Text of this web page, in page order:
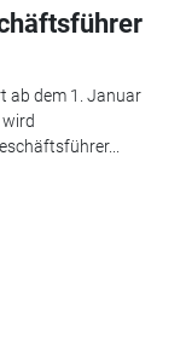
ab dem 1. Januar